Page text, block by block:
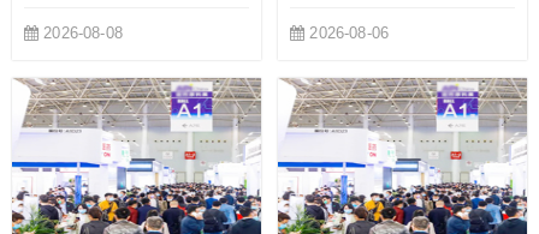
2026-08-08 2026-08-06